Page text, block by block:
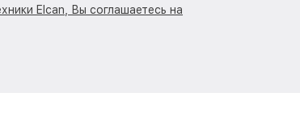
Elcan, Вы соглашаетесь на